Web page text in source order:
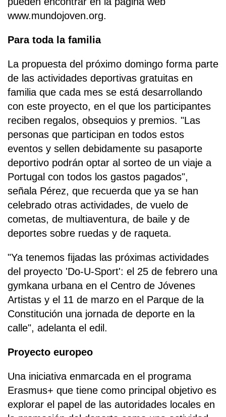
www.mundojoven.org.
Para toda la familia
La propuesta del próximo domingo forma parte
de las actividades deportivas gratuitas en
familia que cada mes se está desarrollando
con este proyecto, en el que los participantes
reciben regalos, obsequios y premios. "Las
personas que participan en todos estos
eventos y sellen debidamente su pasaporte
deportivo podrán optar al sorteo de un viaje a
Portugal con todos los gastos pagados",
señala Pérez, que recuerda que ya se han
celebrado otras actividades, de vuelo de
cometas, de multiaventura, de baile y de
deportes sobre ruedas y de raqueta.
"Ya tenemos fijadas las próximas actividades
del proyecto 'Do-U-Sport': el 25 de febrero una
gymkana urbana en el Centro de Jóvenes
Artistas y el 11 de marzo en el Parque de la
Constitución una jornada de deporte en la
calle", adelanta el edil.
Proyecto europeo
Una iniciativa enmarcada en el programa
Erasmus+ que tiene como principal objetivo es
explorar el papel de las autoridades locales en